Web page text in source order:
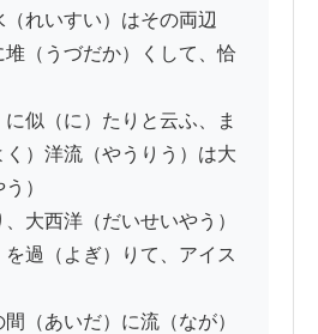
れいすい）はその両辺
堆（うづだか）くして、恰
似（に）たりと云ふ、ま
）洋流（やうりう）は大
）
大西洋（だいせいやう）
過（よぎ）りて、アイス
（あいだ）に流（なが）